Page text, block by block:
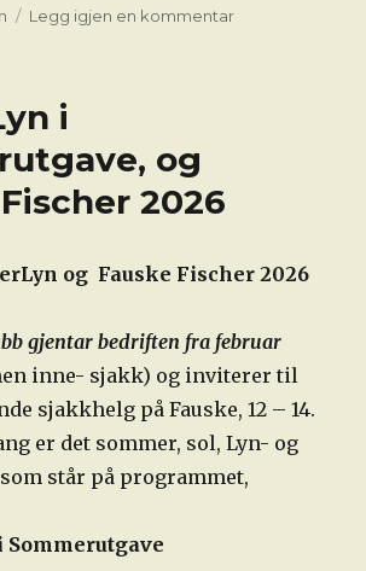
Legg igjen en kommentartil
i
og
2026
og Fauske Fischer 2026
gjentar bedriften fra februar
inne- sjakk) og inviterer til
sjakkhelg på Fauske, 12 – 14.
er det sommer, sol, Lyn- og
står på programmet,
Sommerutgave